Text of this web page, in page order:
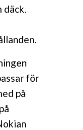
däck.
för
på